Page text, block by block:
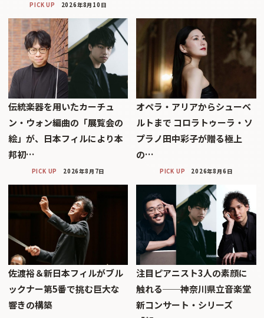
PICK UP 2026年8月10日
伝統楽器を用いたカーチュ
ン・ウォン編曲の「展覧会の
絵」が、日本フィルにより本
邦初…
PICK UP 2026年8月7日
オペラ・アリアからシューベ
ルトまで コロラトゥーラ・ソ
プラノ田中彩子が贈る極上
の…
PICK UP 2026年8月6日
佐渡裕＆新日本フィルがブル
ックナー第5番で挑む巨大な
響きの構築
注目ピアニスト3人の素顔に
触れる──神奈川県立音楽堂
新コンサート・シリーズ